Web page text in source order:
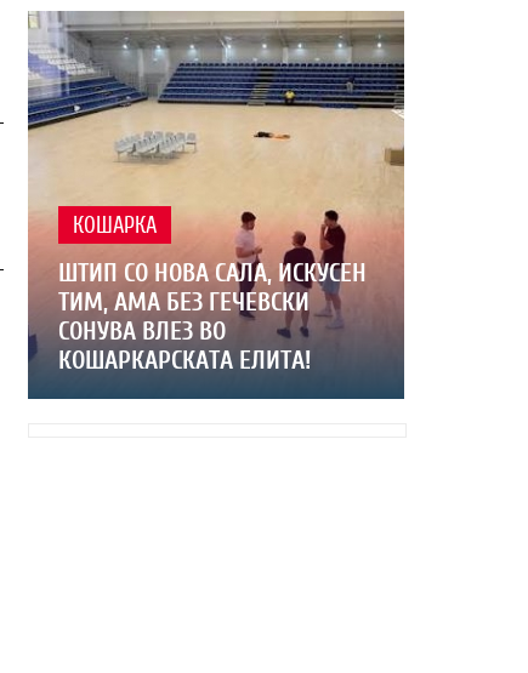
КОШАРКА
ШТИП СО НОВА САЛА, ИСКУСЕН
ТИМ, АМА БЕЗ ГЕЧЕВСКИ
СОНУВА ВЛЕЗ ВО
КОШАРКАРСКАТА ЕЛИТА!